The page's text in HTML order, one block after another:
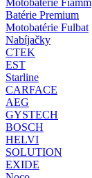
Motobatérie Fiamm
Batérie Premium
Motobatérie Fulbat
Nabíjačky
CTEK
EST
Starline
CARFACE
AEG
GYSTECH
BOSCH
HELVI
SOLUTION
EXIDE